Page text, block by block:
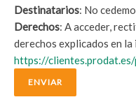
Destinatarios: No
Derechos: A acceder,
derechos explicados en
https://